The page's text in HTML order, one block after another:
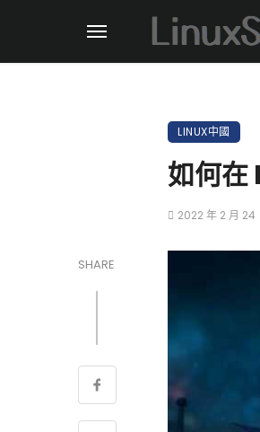
LINUX中國
如何在
2022 年 2 月 24
SHARE